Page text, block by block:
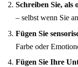
Schreiben Sie, als
– selbst wenn Sie
Fügen Sie
Farbe oder
Fügen Sie Ihre